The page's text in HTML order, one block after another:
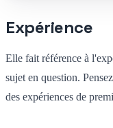
Expérience
Elle fait référence à
sujet en question.
des expériences de